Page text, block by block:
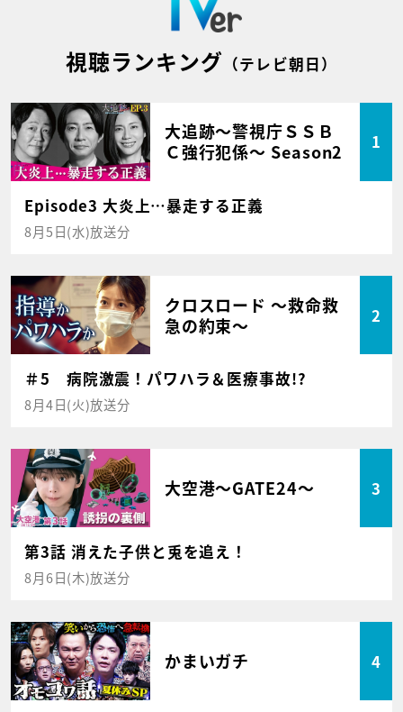
視聴ランキング （テレビ朝日）
大追跡～警視庁ＳＳＢ
Ｃ強行犯係～ Season2
1
Episode3 大炎上…暴走する正義
8月5日(水)放送分
クロスロード ～救命救
急の約束～
2
＃5 病院激震！パワハラ＆医療事故!?
8月4日(火)放送分
大空港～GATE24～ 3
第3話 消えた子供と兎を追え！
8月6日(木)放送分
かまいガチ 4